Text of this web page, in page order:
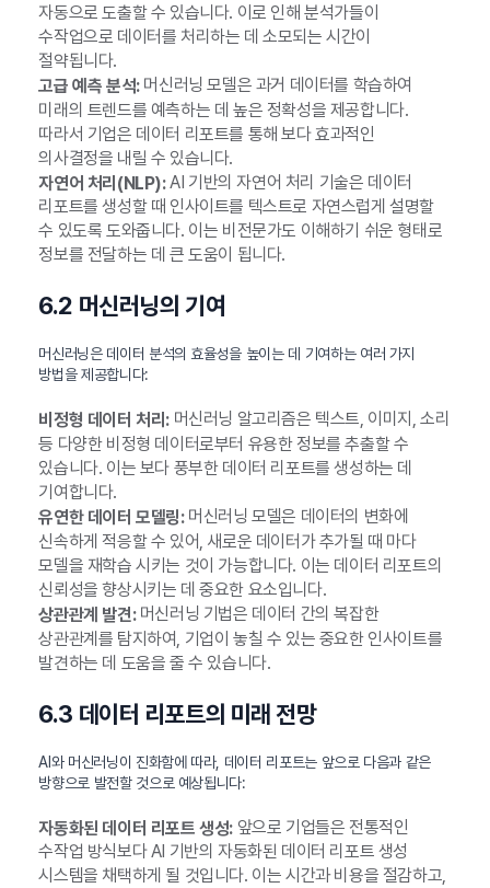
자동으로 도출할 수 있습니다. 이로 인해 분석가들이
수작업으로 데이터를 처리하는 데 소모되는 시간이
절약됩니다.
고급 예측 분석:머신러닝 모델은 과거 데이터를 학습하여
미래의 트렌드를 예측하는 데 높은 정확성을 제공합니다.
따라서 기업은 데이터 리포트를 통해 보다 효과적인
의사결정을 내릴 수 있습니다.
자연어 처리(NLP):AI 기반의 자연어 처리 기술은 데이터
리포트를 생성할 때 인사이트를 텍스트로 자연스럽게 설명할
수 있도록 도와줍니다. 이는 비전문가도 이해하기 쉬운 형태로
정보를 전달하는 데 큰 도움이 됩니다.
6.2 머신러닝의 기여
머신러닝은 데이터 분석의 효율성을 높이는 데 기여하는 여러 가지
방법을 제공합니다:
비정형 데이터 처리:머신러닝 알고리즘은 텍스트, 이미지, 소리
등 다양한 비정형 데이터로부터 유용한 정보를 추출할 수
있습니다. 이는 보다 풍부한 데이터 리포트를 생성하는 데
기여합니다.
유연한 데이터 모델링:머신러닝 모델은 데이터의 변화에
신속하게 적응할 수 있어, 새로운 데이터가 추가될 때 마다
모델을 재학습 시키는 것이 가능합니다. 이는 데이터 리포트의
신뢰성을 향상시키는 데 중요한 요소입니다.
상관관계 발견:머신러닝 기법은 데이터 간의 복잡한
상관관계를 탐지하여, 기업이 놓칠 수 있는 중요한 인사이트를
발견하는 데 도움을 줄 수 있습니다.
6.3 데이터 리포트의 미래 전망
AI와 머신러닝이 진화함에 따라, 데이터 리포트는 앞으로 다음과 같은
방향으로 발전할 것으로 예상됩니다:
자동화된 데이터 리포트 생성:앞으로 기업들은 전통적인
수작업 방식보다 AI 기반의 자동화된 데이터 리포트 생성
시스템을 채택하게 될 것입니다. 이는 시간과 비용을 절감하고,